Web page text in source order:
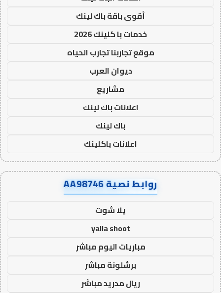
أقوى باقة باك لينك
خدمات با كلينك 2026
موقع تجاربنا تجارب الحياه
ديوان العرب
مشاريع
اعلانات باك لينك
باك لينك
اعلانات باكلينك
روابط نصية AA98746
يلا شوت
yalla shoot
مباريات اليوم مباشر
برشلونة مباشر
ريال مدريد مباشر